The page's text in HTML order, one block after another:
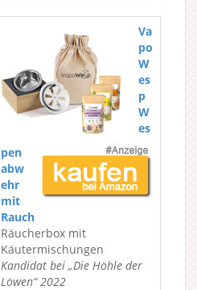
Va
po
W
es
p
W
es
pen
abw
ehr
mit
Rauch
Räucherbox mit
Käutermischungen
Kandidat bei „Die Höhle der
Löwen“ 2022